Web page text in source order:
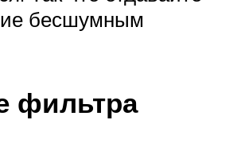
бесшумным
фильтра